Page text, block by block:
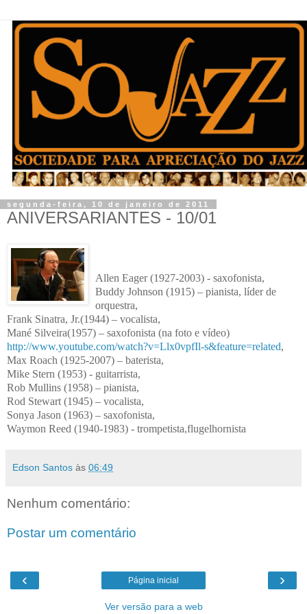
segunda-feira, 10 de janeiro de 2011
ANIVERSARIANTES - 10/01
Allen Eager (1927-2003) - saxofonista,
Buddy Johnson (1915) – pianista, líder de
orquestra,
Frank Sinatra, Jr.(1944) – vocalista,
Mané Silveira(1957) – saxofonista (na foto e vídeo)
http://www.youtube.com/watch?v=Llx0vpfIl-s&feature=related,
Max Roach (1925-2007) – baterista,
Mike Stern (1953) - guitarrista,
Rob Mullins (1958) – pianista,
Rod Stewart (1945) – vocalista,
Sonya Jason (1963) – saxofonista,
Waymon Reed (1940-1983) - trompetista,flugelhornista
Edson Santos às 06:49
Nenhum comentário:
Postar um comentário
‹ ›
Página inicial
Ver versão para a web